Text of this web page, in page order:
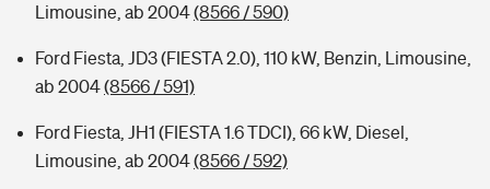
Limousine, ab 2004(8566 / 590)
Ford Fiesta, JD3 (FIESTA 2.0), 110 kW, Benzin, Limousine,
ab 2004(8566 / 591)
Ford Fiesta, JH1 (FIESTA 1.6 TDCI), 66 kW, Diesel,
Limousine, ab 2004(8566 / 592)